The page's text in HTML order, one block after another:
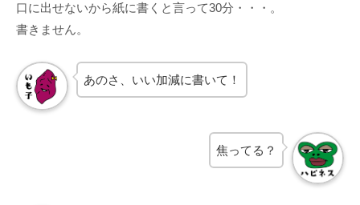
口に出せないから紙に書くと言って30分・・・。
書きません。
あのさ、いい加減に書いて！
焦ってる？